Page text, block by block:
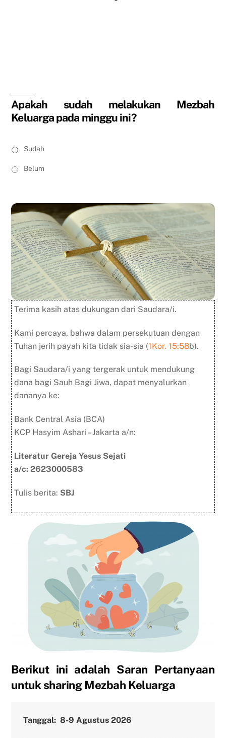
Apakah sudah melakukan Mezbah
Keluarga pada minggu ini?
S
y
d
a
h
m
e
l
a
k
u
k
a
n
M
e
z
b
a
h
K
e
l
u
a
r
g
a
*
Sudah
Belum
Terima kasih atas dukungan dari Saudara/i.
Kami percaya, bahwa dalam persekutuan dengan
Tuhan jerih payah kita tidak sia-sia (1Kor. 15:58b).
Bagi Saudara/i yang tergerak untuk mendukung
dana bagi Sauh Bagi Jiwa, dapat menyalurkan
dananya ke:
Bank Central Asia (BCA)
KCP Hasyim Ashari – Jakarta a/n:
Literatur Gereja Yesus Sejati
a/c: 2623000583
Tulis berita: SBJ
Berikut ini adalah Saran Pertanyaan
untuk sharing Mezbah Keluarga
Tanggal: 8-9 Agustus 2026